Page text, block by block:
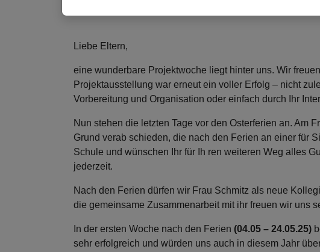
Liebe Eltern,
eine wunderbare Projektwoche liegt hinter uns. Wir
Projektausstellung war erneut ein voller Erfolg – nicht
Vorbereitung und Organisation oder einfach durch Ihr
Nun stehen die letzten Tage vor den Osterferien an. Am
Grund verab schieden, die nach den Ferien an einer für
Schule und wünschen Ihr für Ih ren weiteren Weg alles
jederzeit.
Nach den Ferien dürfen wir Frau Schmitz als neue
die gemeinsame Zusammenarbeit mit ihr freuen wir uns
In der ersten Woche nach den Ferien (04.05 – 24.05.25)
sehr erfolgreich und würden uns auch in diesem Jahr